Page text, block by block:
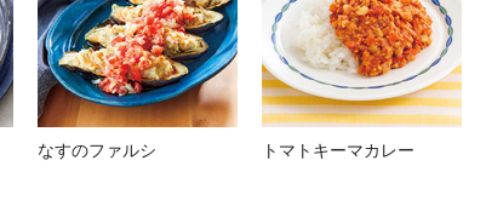
なすのファルシ トマトキーマカレー